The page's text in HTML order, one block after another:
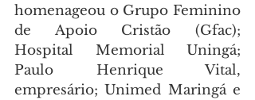
homenageou o Grupo Feminino
de Apoio Cristão (Gfac);
Hospital Memorial Uningá;
Paulo Henrique Vital,
empresário; Unimed Maringá e